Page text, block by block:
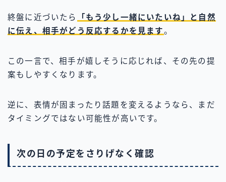
終盤に近づいたら
「もう少し一緒にいたいね」と自然
に伝え、相手がどう反応するかを見ます。
この一言で、相手が嬉しそうに応じれば、その先の提
案もしやすくなります。
逆に、表情が固まったり話題を変えるようなら、まだ
タイミングではない可能性が高いです。
次の日の予定をさりげなく確認